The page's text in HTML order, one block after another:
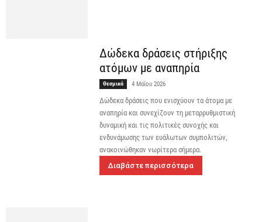
Δώδεκα δράσεις στήριξης
ατόμων με αναπηρία
Θεσμικά 4 Μαΐου 2026
Δώδεκα δράσεις που ενισχύουν τα άτομα με
αναπηρία και συνεχίζουν τη μεταρρυθμιστική
δυναμική και τις πολιτικές συνοχής και
ενδυνάμωσης των ευάλωτων συμπολιτών,
ανακοινώθηκαν νωρίτερα σήμερα.
Διαβάστε περισσότερα